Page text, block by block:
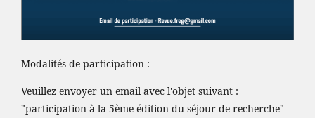
Modalités de participation :
Veuillez envoyer un email avec l'objet suivant :
"participation à la 5ème édition du séjour de recherche"